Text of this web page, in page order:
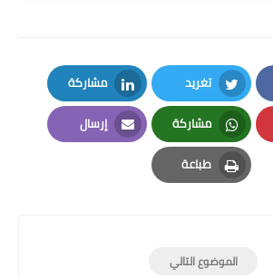
تغريد
Twitter
مشاركة
LinkedIn
مشاركة
Whatsapp
إرسال
Email
طباعة
Print
الموضوع التالي